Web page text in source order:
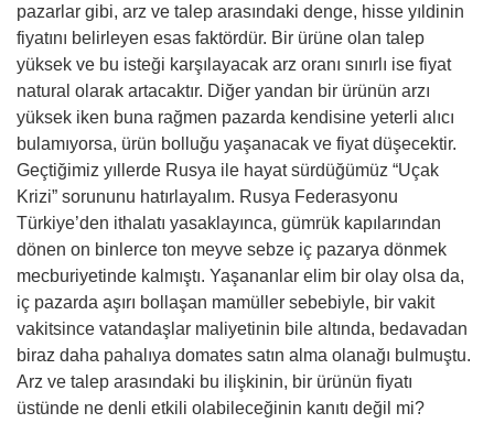
pazarlar gibi, arz ve talep arasındaki denge, hisse yıldinin
fiyatını belirleyen esas faktördür. Bir ürüne olan talep
yüksek ve bu isteği karşılayacak arz oranı sınırlı ise fiyat
natural olarak artacaktır. Diğer yandan bir ürünün arzı
yüksek iken buna rağmen pazarda kendisine yeterli alıcı
bulamıyorsa, ürün bolluğu yaşanacak ve fiyat düşecektir.
Geçtiğimiz yıllerde Rusya ile hayat sürdüğümüz “Uçak
Krizi” sorununu hatırlayalım. Rusya Federasyonu
Türkiye’den ithalatı yasaklayınca, gümrük kapılarından
dönen on binlerce ton meyve sebze iç pazarya dönmek
mecburiyetinde kalmıştı. Yaşananlar elim bir olay olsa da,
iç pazarda aşırı bollaşan mamüller sebebiyle, bir vakit
vakitsince vatandaşlar maliyetinin bile altında, bedavadan
biraz daha pahalıya domates satın alma olanağı bulmuştu.
Arz ve talep arasındaki bu ilişkinin, bir ürünün fiyatı
üstünde ne denli etkili olabileceğinin kanıtı değil mi?